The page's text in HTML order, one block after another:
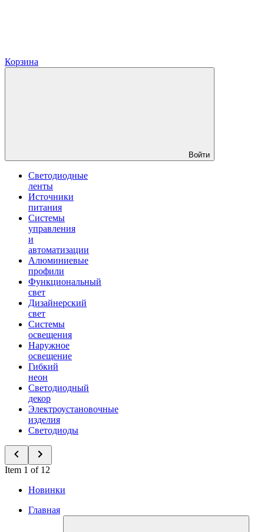
Корзина
Войти
Светодиодные
ленты
Источники
питания
Системы
управления
и
автоматизации
Алюминиевые
профили
Функциональный
свет
Дизайнерский
свет
Системы
освещения
Наружное
освещение
Гибкий
неон
Светодиодный
декор
Электроустановочные
изделия
Светодиоды
Item 1 of 12
Новинки
Главная